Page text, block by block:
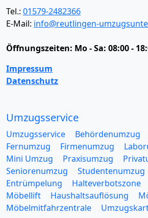
Tel.: 01579-2482366
E-Mail: info@reutlingen-
Öffnungszeiten: Mo - Sa: 08:00 -
Impressum
Datenschutz
Umzugsservice
Umzugsservice Behördenumzug
Fernumzug
Firmenumzug
Mini Umzug
Praxisumzug
Seniorenumzug
Studentenumzug
Entrümpelung
Halteverbotszone
Möbellift
Haushaltsauflösung
Möbelmitfahrzentrale